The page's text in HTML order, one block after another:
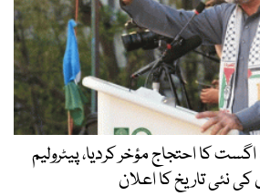
جماعت اسلامی نے 9 اگست کا احتجاج مؤخر کردیا، پیٹرولیم
نئی تاریخ کا اعلان